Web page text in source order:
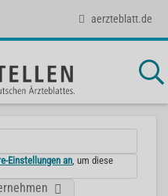
aerzteblatt.de
Einstellungen an , um diese